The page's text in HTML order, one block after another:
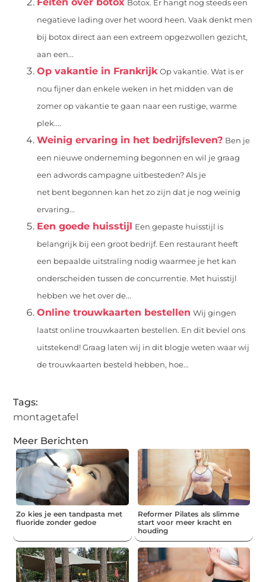
Botox. Er hangt nog steeds een
negatieve lading over het woord heen. Vaak denkt men
bij botox direct aan een extreem opgezwollen gezicht,
aan een...
Op vakantie in Frankrijk Op vakantie. Wat is er
nou fijner dan enkele weken in het midden van de
zomer op vakantie te gaan naar een rustige, warme
plek....
Weinig ervaring in het bedrijfsleven? Ben je
een nieuwe onderneming begonnen en wil je graag
een adwords campagne uitbesteden? Als je
net bent begonnen kan het zo zijn dat je nog weinig
ervaring...
Een goede huisstijl Een gepaste huisstijl is
belangrijk bij een groot bedrijf. Een restaurant heeft
een bepaalde uitstraling nodig waarmee je het kan
onderscheiden tussen de concurrentie. Met huisstijl
hebben we het over de...
Online trouwkaarten bestellen Wij gingen
laatst online trouwkaarten bestellen. En dit beviel ons
uitstekend! Graag laten wij in dit blogje weten waar wij
de trouwkaarten besteld hebben, hoe...
Tags:
montagetafel
Meer Berichten
Zo kies je een tandpasta met
fluoride zonder gedoe
Reformer Pilates als slimme
start voor meer kracht en
houding